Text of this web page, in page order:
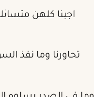
اجبنا كلهن
تحاورنا وما نفذ